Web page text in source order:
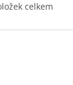
O
l
celkem